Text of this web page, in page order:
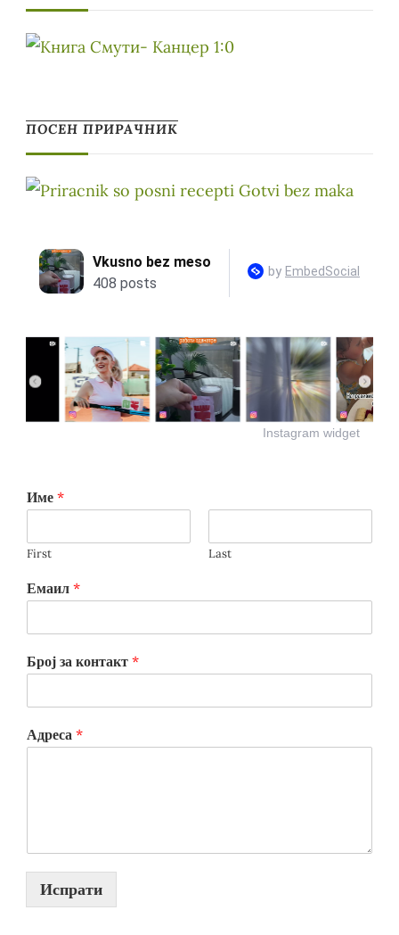
ПОСЕН ПРИРАЧНИК
Instagram widget
Име *
First Last
Емаил *
Број за контакт *
Адреса *
Испрати